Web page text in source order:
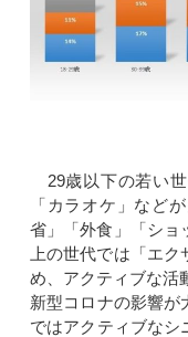
29歳以下の若い世
「カラオケ」など
省」「外食」「ショ
上の世代では「エ
め、アクティブな活
新型コロナの影響が
ではアクティブなシ